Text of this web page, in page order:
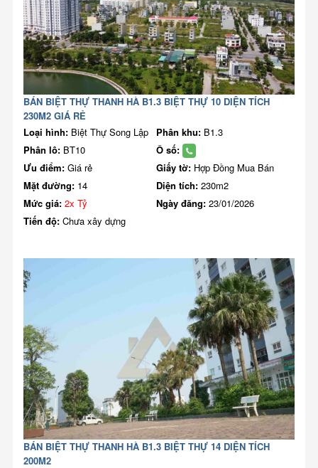
BÁN BIỆT THỰ THANH HÀ B1.3 BIỆT THỰ 10 DIỆN TÍCH
230M2 GIÁ RẺ
Loại hình: Biệt Thự Song Lập Phân khu: B1.3
Phân lô: BT10
Ô số:
Ưu điểm: Giá rẻ Giấy tờ: Hợp Đồng Mua Bán
Mặt đường: 14 Diện tích: 230m2
Mức giá: 2x Tỷ Ngày đăng: 23/01/2026
Tiến độ: Chưa xây dựng
BÁN BIỆT THỰ THANH HÀ B1.3 BIỆT THỰ 14 DIỆN TÍCH
200M2